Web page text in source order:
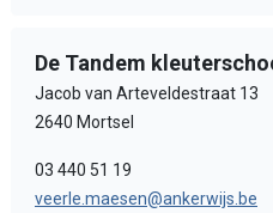
De Tandem
Jacob van Arteveldestraat 13
2640 Mortsel
03 440 51 19
veerle.maesen@ankerwijs.be